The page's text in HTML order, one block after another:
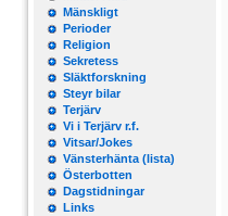
Mänskligt
Perioder
Religion
Sekretess
Släktforskning
Steyr bilar
Terjärv
Vi i Terjärv r.f.
Vitsar/Jokes
Vänsterhänta (lista)
Österbotten
Dagstidningar
Links